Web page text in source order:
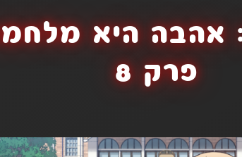
פרק 8